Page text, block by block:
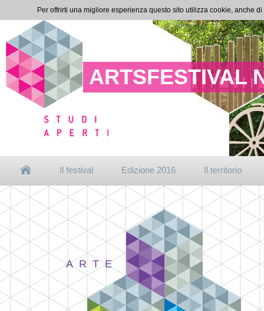
ARTSFESTIVAL
Il festival Edizione 2016 Il territorio
ARTE
Per offrirti una migliore esperienza questo sito utilizza cookie, anche